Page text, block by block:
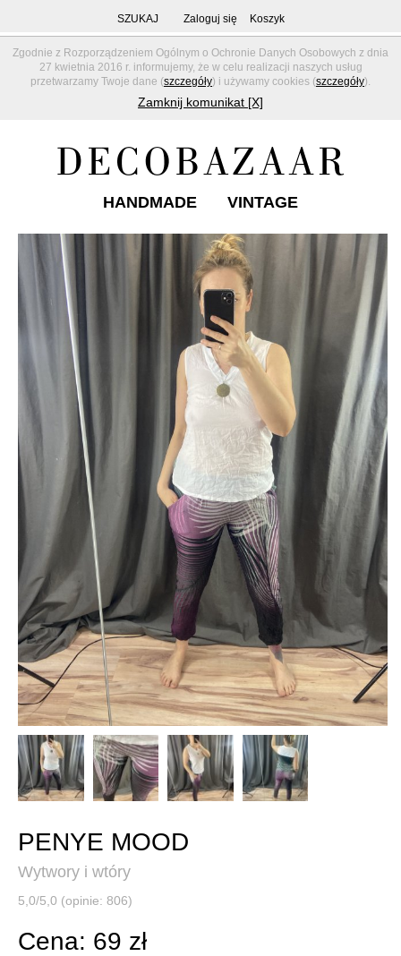
Zgodnie z Rozporządzeniem Ogólnym o Ochronie Danych Osobowych z dnia
27 kwietnia 2016 r. informujemy, że w celu realizacji naszych usług
przetwarzamy Twoje dane (szczegóły) i używamy cookies (szczegóły).
Zamknij komunikat [X]
SZUKAJ Zaloguj się Koszyk
HANDMADE VINTAGE
PENYE MOOD
Wytwory i wtóry
5,0/5,0 (opinie: 806)
Cena: 69 zł